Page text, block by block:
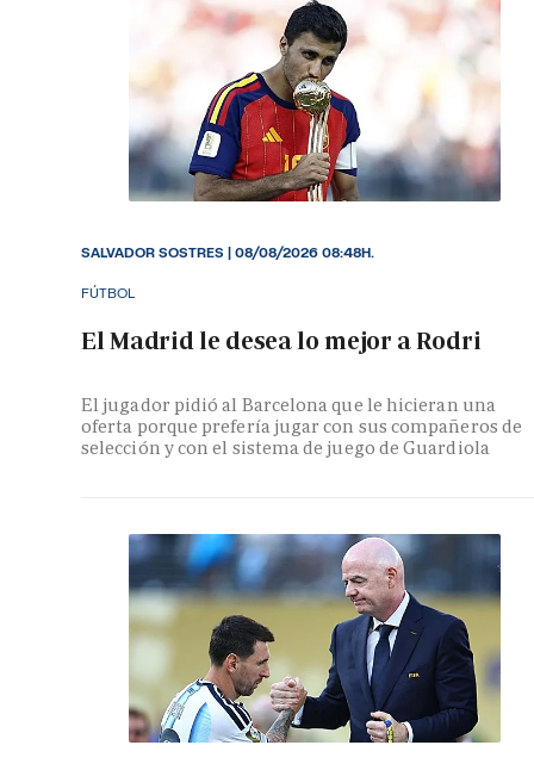
FÚTBOL
El Madrid le desea lo mejor a Rodri
El jugador pidió al Barcelona que le hicieran una
oferta porque prefería jugar con sus compañeros de
selección y con el sistema de juego de Guardiola
SALVADOR SOSTRES |08/08/2026 08:48H.